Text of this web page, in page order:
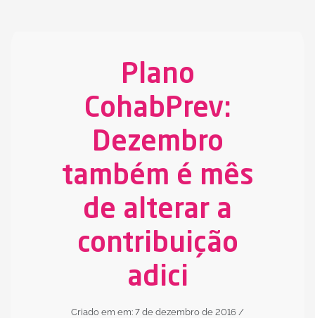
Plano
CohabPrev:
Dezembro
também é mês
de alterar a
contribuição
adici
Criado em em: 7 de dezembro de 2016 /